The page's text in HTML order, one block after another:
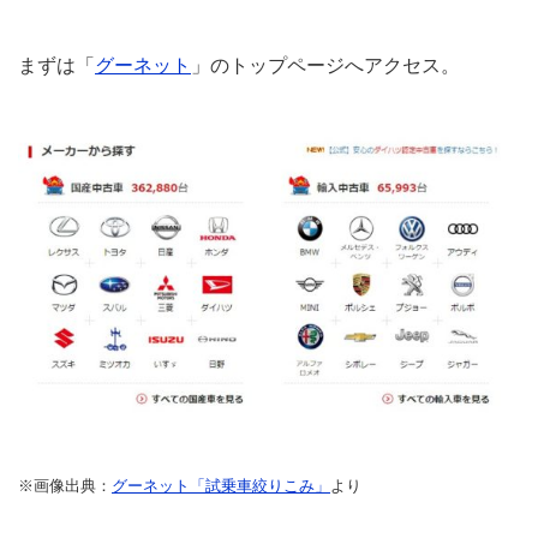
まずは「 グーネット 」のトップページへアクセス。
※画像出典： グーネット「試乗車絞りこみ」 より